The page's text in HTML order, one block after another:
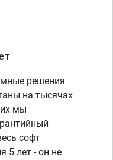
решения
на тысячах
мы
софт
5 лет - он не